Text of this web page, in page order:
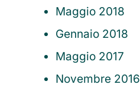
Maggio 2018
Gennaio 2018
Maggio 2017
Novembre 2016